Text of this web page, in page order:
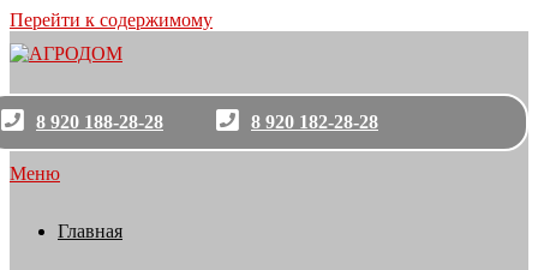
Перейти к содержимому
8 920 188-28-28 8 920 182-28-28
Меню
Главная